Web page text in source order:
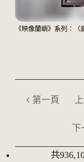
《映像蘭嶼》系列：〈
第一頁
共